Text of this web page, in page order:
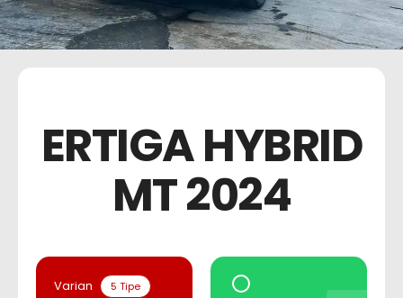
ERTIGA HYBRID
MT 2024
Varian 5 Tipe